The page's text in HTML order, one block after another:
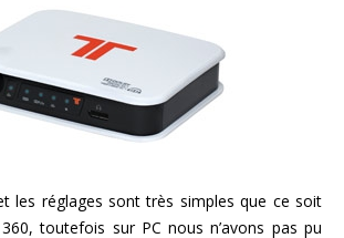
les réglages sont très simples que ce soit
toutefois sur PC nous n’avons pas pu